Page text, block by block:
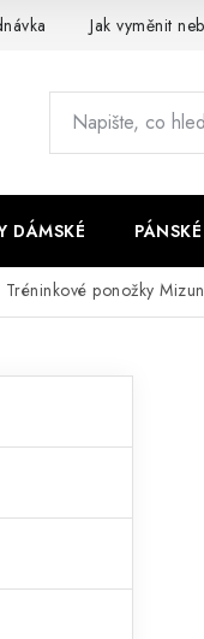
Jak vyměnit
DÁMSKÉ
Tréninkové ponožky